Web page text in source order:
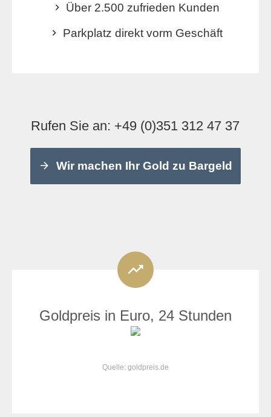
Über 2.500 zufrieden Kunden
Parkplatz direkt vorm Geschäft
Rufen Sie an: +49 (0)351 312 47 37
Wir machen Ihr Gold zu Bargeld
Goldpreis in Euro, 24 Stunden
Quelle: goldpreis.de